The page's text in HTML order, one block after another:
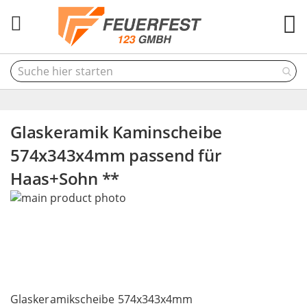
Glaskeramik Kaminscheibe
574x343x4mm passend für
Haas+Sohn **
Glaskeramikscheibe 574x343x4mm
Skip
gallery
to